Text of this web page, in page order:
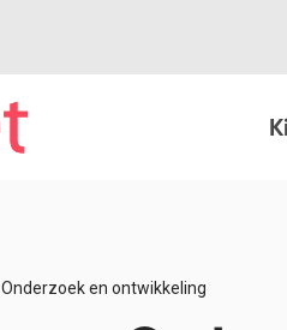
Onderzoek en ontwikkeling